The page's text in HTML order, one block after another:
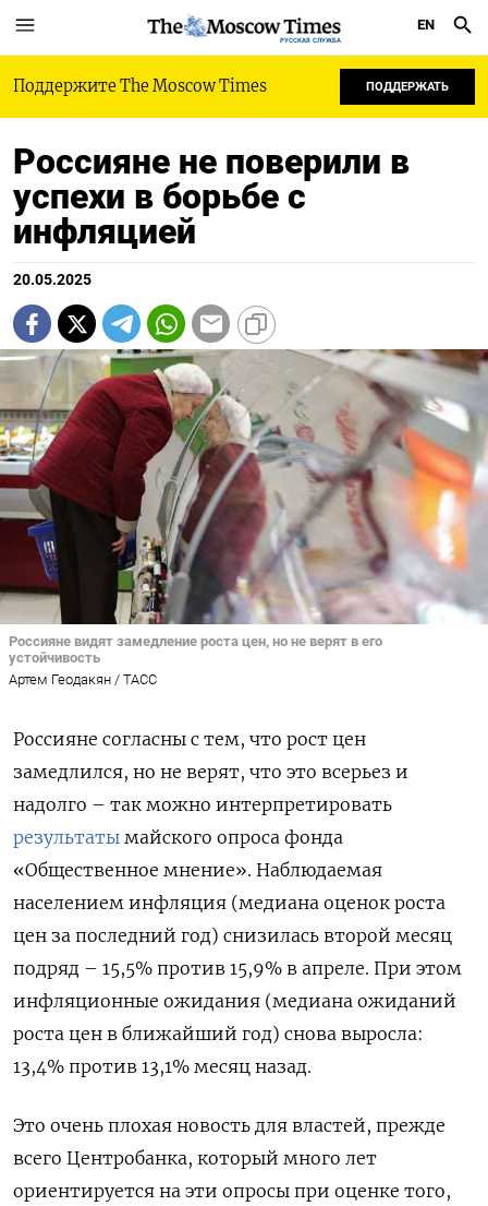
РУССКАЯ СЛУЖБА
EN
Поддержите The Moscow Times ПОДДЕРЖАТЬ
Россияне не поверили в
успехи в борьбе с
инфляцией
20.05.2025
Россияне видят замедление роста цен, но не верят в его
устойчивость
Артем Геодакян / ТАСС
Россияне согласны с тем, что рост цен
замедлился, но не верят, что это всерьез и
надолго – так можно интерпретировать
результаты майского опроса фонда
«Общественное мнение». Наблюдаемая
населением инфляция (медиана оценок роста
цен за последний год) снизилась второй месяц
подряд – 15,5% против 15,9% в апреле. При этом
инфляционные ожидания (медиана ожиданий
роста цен в ближайший год) снова выросла:
13,4% против 13,1% месяц назад.
Это очень плохая новость для властей, прежде
всего Центробанка, который много лет
ориентируется на эти опросы при оценке того,